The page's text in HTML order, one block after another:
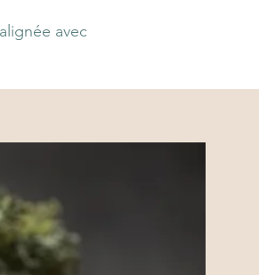
avec